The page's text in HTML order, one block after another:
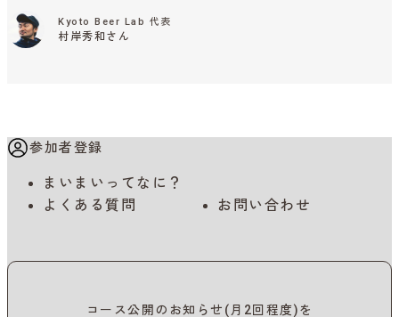
Kyoto Beer Lab 代表
村岸秀和さん
参加者登録
まいまいってなに？
よくある質問
お問い合わせ
コース公開のお知らせ(月2回程度)を